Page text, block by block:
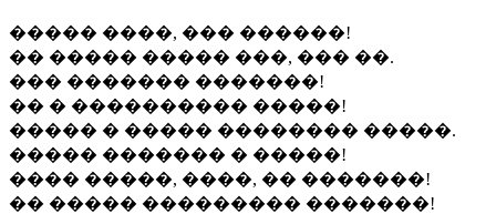
����� ����, ��� ������!
�� ����� ����� ���, ��� ��.
��� ������� �������!
�� � ���������� �����!
����� � ����� �������� �����.
����� ������� � �����!
���� �����, ����, �� �������!
�� ����� ��������� �������!